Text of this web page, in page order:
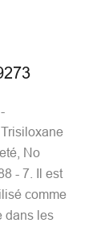
No
- 7. Il est
comme
dans les